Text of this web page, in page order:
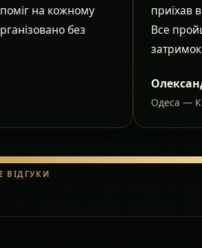
на кожному
без
приїхав
Все
Одеса —
ВІДГУКИ